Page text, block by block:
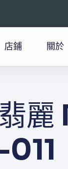
店鋪 關於